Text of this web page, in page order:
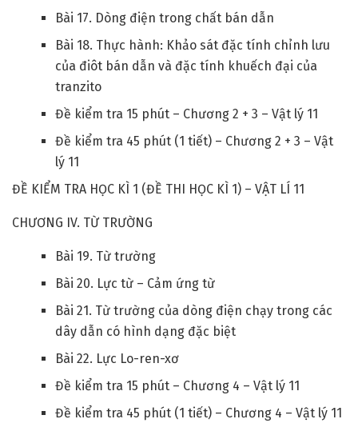
Bài 17. Dòng điện trong chất bán dẫn
Bài 18. Thực hành: Khảo sát đặc tính chỉnh lưu
của điôt bán dẫn và đặc tính khuếch đại của
tranzito
Đề kiểm tra 15 phút – Chương 2 + 3 – Vật lý 11
Đề kiểm tra 45 phút (1 tiết) – Chương 2 + 3 – Vật
lý 11
ĐỀ KIỂM TRA HỌC KÌ 1 (ĐỀ THI HỌC KÌ 1) – VẬT LÍ 11
CHƯƠNG IV. TỪ TRƯỜNG
Bài 19. Từ trường
Bài 20. Lực từ – Cảm ứng từ
Bài 21. Từ trường của dòng điện chạy trong các
dây dẫn có hình dạng đặc biệt
Bài 22. Lực Lo-ren-xơ
Đề kiểm tra 15 phút – Chương 4 – Vật lý 11
Đề kiểm tra 45 phút (1 tiết) – Chương 4 – Vật lý 11